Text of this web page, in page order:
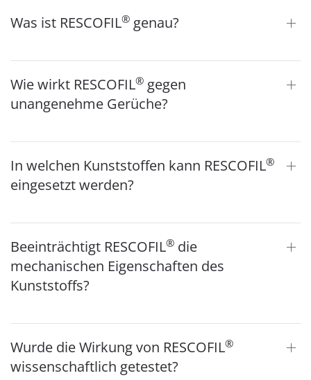
Was ist RESCOFIL® genau?
Wie wirkt RESCOFIL® gegen
unangenehme Gerüche?
In welchen Kunststoffen kann RESCOFIL®
eingesetzt werden?
Beeinträchtigt RESCOFIL® die
mechanischen Eigenschaften des
Kunststoffs?
Wurde die Wirkung von RESCOFIL®
wissenschaftlich getestet?